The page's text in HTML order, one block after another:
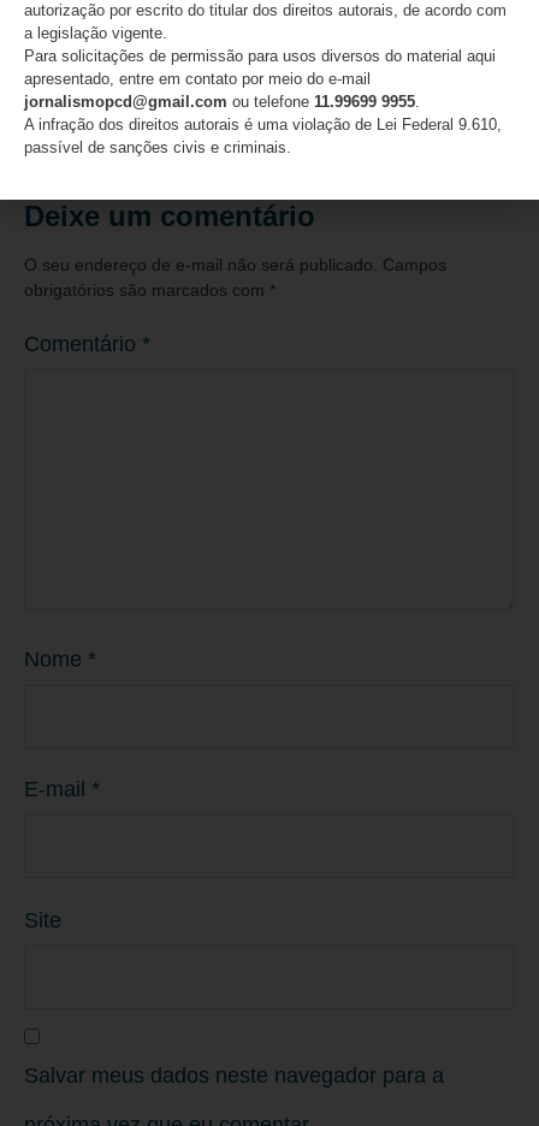
Especialista alerta sobre os desafios no
enfrentamento da violência contra a mulher e a
urgência do fortalecimento de redes de apoio
07/08/2026
Deixe um comentário
O seu endereço de e-mail não será publicado.
Campos
obrigatórios são marcados com *
Comentário *
Nome *
E-mail *
Site
Salvar meus dados neste navegador para a
autorização por escrito do titular dos direitos autorais, de acordo com
a legislação vigente.
Para solicitações de permissão para usos diversos do material aqui
apresentado, entre em contato por meio do e-mail
jornalismopcd@gmail.com ou telefone 11.99699 9955.
A infração dos direitos autorais é uma violação de Lei Federal 9.610,
passível de sanções civis e criminais.